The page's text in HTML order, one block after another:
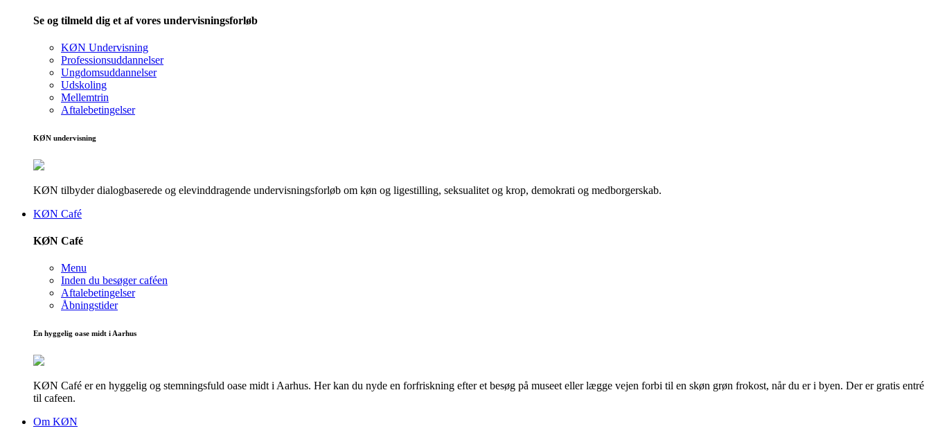
Se og tilmeld dig et af vores undervisningsforløb
KØN Undervisning
Professionsuddannelser
Ungdomsuddannelser
Udskoling
Mellemtrin
Aftalebetingelser
KØN undervisning
KØN tilbyder dialogbaserede og elevinddragende undervisningsforløb om køn og ligestilling, seksualitet og krop, demokrati og medborgerskab.
KØN Café
KØN Café
Menu
Inden du besøger caféen
Aftalebetingelser
Åbningstider
En hyggelig oase midt i Aarhus
KØN Café er en hyggelig og stemningsfuld oase midt i Aarhus. Her kan du nyde en forfriskning efter et besøg på museet eller lægge vejen forbi til en skøn grøn frokost, når du er i byen. Der er gratis entré
til cafeen.
Om KØN